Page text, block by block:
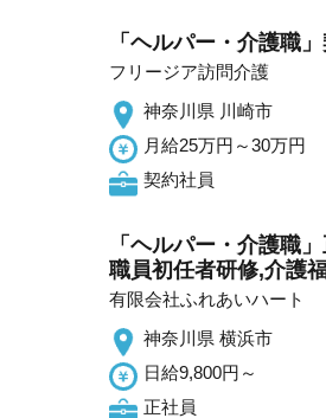
「ヘルパー・介護職
フリージア訪問介護
神奈川県 川崎市
月給25万円～30万円
契約社員
「ヘルパー・介護職
職員初任者研修,介護
有限会社ふれあいハート
神奈川県 横浜市
日給9,800円～
正社員